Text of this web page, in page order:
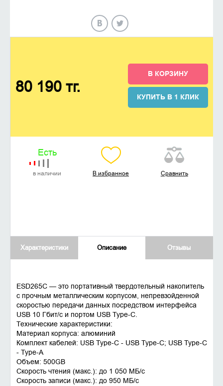
80 190 тг.
В КОРЗИНУ
КУПИТЬ В 1 КЛИК
Есть
в наличии В избранное Сравнить
Характеристики Описание Отзывы
ESD265C — это портативный твердотельный накопитель
с прочным металлическим корпусом, непревзойденной
скоростью передачи данных посредством интерфейса
USB 10 Гбит/с и портом USB Type-C.
Технические характеристики:
Материал корпуса: алюминий
Комплект кабелей: USB Type-C - USB Type-C; USB Type-C
- Type-A
Объем: 500GB
Скорость чтения (макс.): до 1 050 MБ/с
Скорость записи (макс.): до 950 MБ/с